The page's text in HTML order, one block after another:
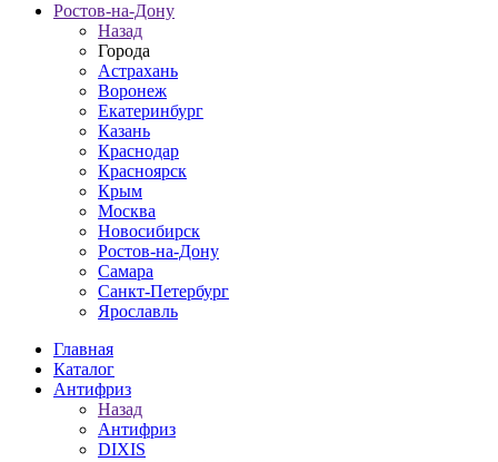
Ростов-на-Дону
Назад
Города
Астрахань
Воронеж
Екатеринбург
Казань
Краснодар
Красноярск
Крым
Москва
Новосибирск
Ростов-на-Дону
Самара
Санкт-Петербург
Ярославль
Главная
Каталог
Антифриз
Назад
Антифриз
DIXIS